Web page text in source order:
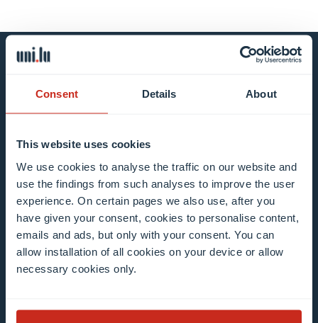
Consent Details About
This website uses cookies
We use cookies to analyse the traffic on our website and
use the findings from such analyses to improve the user
experience. On certain pages we also use, after you
have given your consent, cookies to personalise content,
emails and ads, but only with your consent. You can
allow installation of all cookies on your device or allow
necessary cookies only.
inscrivant à notre bulletin
d’information
Tous les champs sont obligatoires
Faites votre choix dans notre/nos liste(s) de
diffusion
Mailing list 0 items selected